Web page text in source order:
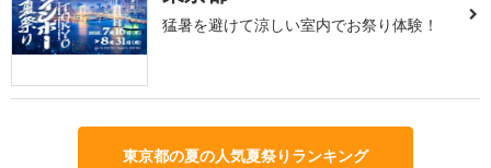
猛暑を避けて涼しい室内でお祭り体験！
東京都の夏の人気夏祭りランキング